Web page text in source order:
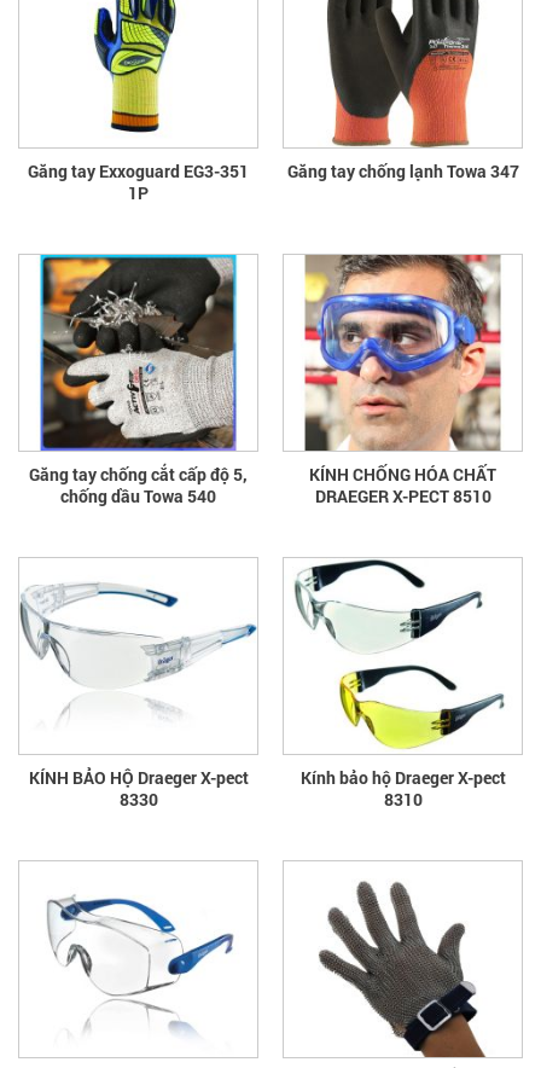
Găng tay Exxoguard EG3-351
1P
Găng tay chống lạnh Towa 347
Găng tay chống cắt cấp độ 5,
chống dầu Towa 540
KÍNH CHỐNG HÓA CHẤT
DRAEGER X-PECT 8510
KÍNH BẢO HỘ Draeger X-pect
8330
Kính bảo hộ Draeger X-pect
8310